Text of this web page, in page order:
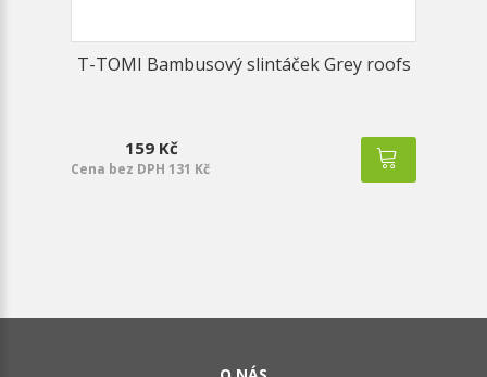
T-TOMI Bambusový slintáček Grey roofs
159 Kč
Cena bez DPH 131 Kč